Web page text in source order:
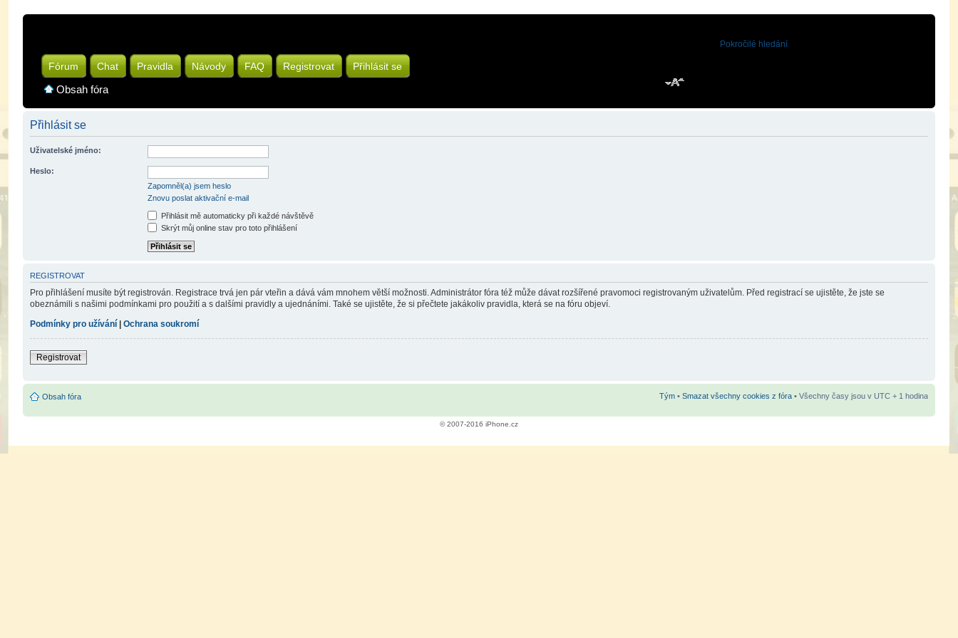
Fórum Chat Pravidla Návody FAQ Registrovat Přihlásit se
Obsah fóra
Pokročilé hledání
Přihlásit se
Uživatelské jméno:
Heslo:
Zapomněl(a) jsem heslo
Znovu poslat aktivační e-mail
Přihlásit mě automaticky při každé návštěvě
Skrýt můj online stav pro toto přihlášení
REGISTROVAT
Pro přihlášení musíte být registrován. Registrace trvá jen pár vteřin a dává vám mnohem větší možnosti. Administrátor fóra též může dávat rozšířené pravomoci registrovaným uživatelům. Před registrací se ujistěte, že jste se
obeznámili s našimi podmínkami pro použití a s dalšími pravidly a ujednáními. Také se ujistěte, že si přečtete jakákoliv pravidla, která se na fóru objeví.
Podmínky pro užívání | Ochrana soukromí
Registrovat
Obsah fóra Tým • Smazat všechny cookies z fóra • Všechny časy jsou v UTC + 1 hodina
© 2007-2016 iPhone.cz